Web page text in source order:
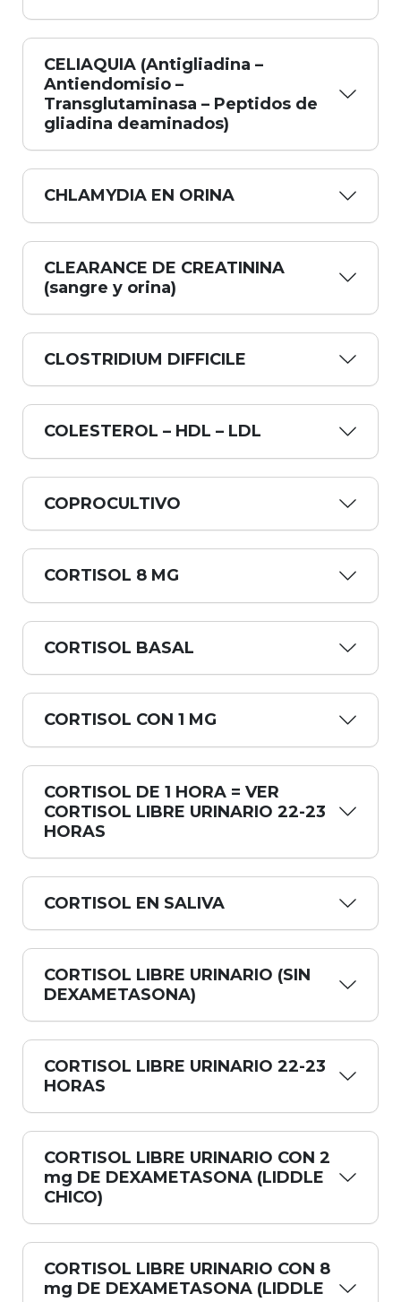
CELIAQUIA (Antigliadina –
Antiendomisio –
Transglutaminasa – Peptidos de
gliadina deaminados)
CHLAMYDIA EN ORINA
CLEARANCE DE CREATININA
(sangre y orina)
CLOSTRIDIUM DIFFICILE
COLESTEROL – HDL – LDL
COPROCULTIVO
CORTISOL 8 MG
CORTISOL BASAL
CORTISOL CON 1 MG
CORTISOL DE 1 HORA = VER
CORTISOL LIBRE URINARIO 22-23
HORAS
CORTISOL EN SALIVA
CORTISOL LIBRE URINARIO (SIN
DEXAMETASONA)
CORTISOL LIBRE URINARIO 22-23
HORAS
CORTISOL LIBRE URINARIO CON 2
mg DE DEXAMETASONA (LIDDLE
CHICO)
CORTISOL LIBRE URINARIO CON 8
mg DE DEXAMETASONA (LIDDLE